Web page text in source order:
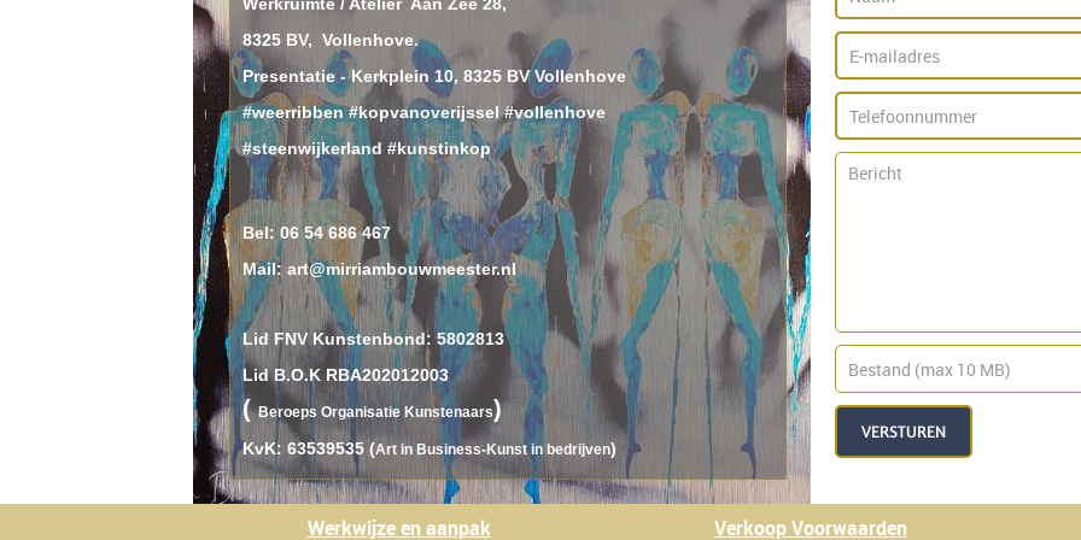
Werkruimte / Atelier Aan Zee 28,
8325 BV, Vollenhove.
Presentatie - Kerkplein 10, 8325 BV Vollenhove
#weerribben #kopvanoverijssel #vollenhove
#steenwijkerland #kunstinkop
Bel:06 54 686 467
Mail: art@mirriambouwmeester.nl
Lid FNV Kunstenbond: 5802813
Lid B.O.K RBA202012003
(Beroeps Organisatie Kunstenaars)
KvK: 63539535 (Art in Business-Kunst in bedrijven)
VERSTUREN
Werkwijze en aanpak Verkoop Voorwaarden